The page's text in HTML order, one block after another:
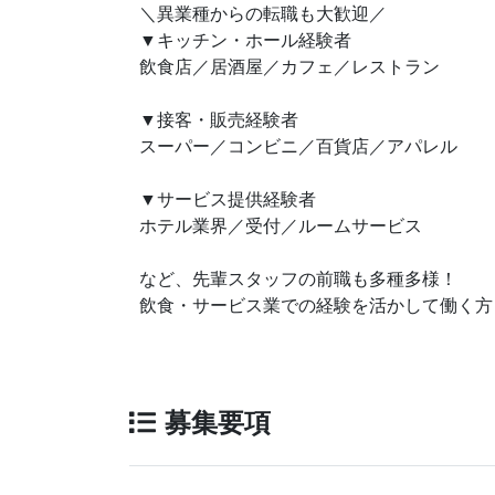
＼異業種からの転職も大歓迎／
▼キッチン・ホール経験者
飲食店／居酒屋／カフェ／レストラン
▼接客・販売経験者
スーパー／コンビニ／百貨店／アパレル
▼サービス提供経験者
ホテル業界／受付／ルームサービス
など、先輩スタッフの前職も多種多様！
飲食・サービス業での経験を活かして働く
募集要項